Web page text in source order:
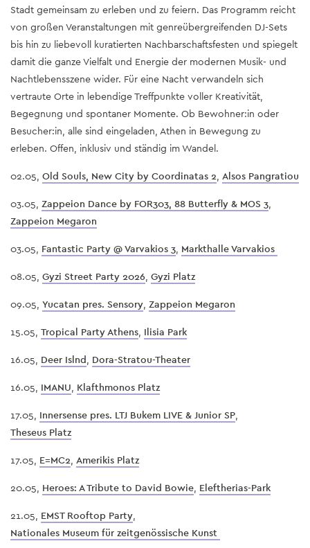
Stadt gemeinsam zu erleben und zu feiern. Das Programm reicht
von großen Veranstaltungen mit genreübergreifenden DJ-Sets
bis hin zu liebevoll kuratierten Nachbarschaftsfesten und spiegelt
damit die ganze Vielfalt und Energie der modernen Musik- und
Nachtlebensszene wider. Für eine Nacht verwandeln sich
vertraute Orte in lebendige Treffpunkte voller Kreativität,
Begegnung und spontaner Momente. Ob Bewohner:in oder
Besucher:in, alle sind eingeladen, Athen in Bewegung zu
erleben. Offen, inklusiv und ständig im Wandel.
02.05, Old Souls, New City by Coordinatas 2, Alsos Pangratiou
03.05, Zappeion Dance by FOR303, 88 Butterfly & MOS 3,
Zappeion Megaron
03.05, Fantastic Party @ Varvakios 3, Markthalle Varvakios
08.05, Gyzi Street Party 2026, Gyzi Platz
09.05, Yucatan pres. Sensory, Zappeion Megaron
15.05, Tropical Party Athens, Ilisia Park
16.05, Deer Islnd, Dora-Stratou-Theater
16.05, IMANU, Klafthmonos Platz
17.05, Innersense pres. LTJ Bukem LIVE & Junior SP,
Theseus Platz
17.05, E=MC2, Amerikis Platz
20.05, Heroes: A Tribute to David Bowie, Eleftherias-Park
21.05, EMST Rooftop Party,
Nationales Museum für zeitgenössische Kunst